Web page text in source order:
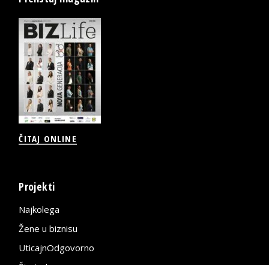
ČITAJ ONLINE
Projekti
Najkolega
Žene u biznisu
UticajnOdgovorno